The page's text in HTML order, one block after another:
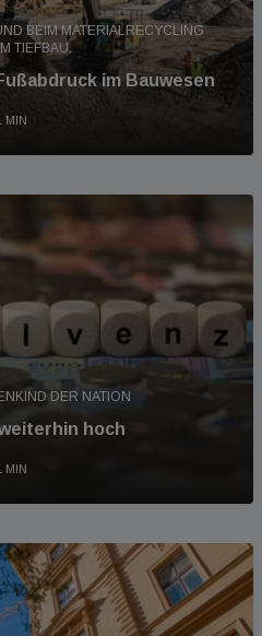
BEIM MATERIALRECYCLING
TIEFBAU.
im Bauwesen
MIN
DER NATION
hoch
MIN